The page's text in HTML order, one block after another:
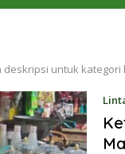
deskripsi untuk kategori